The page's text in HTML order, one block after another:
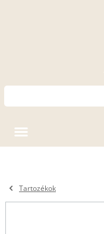
Tartozékok